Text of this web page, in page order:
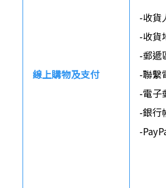
線上購物及支付
-收貨
-收貨
-郵遞
-聯繫
-電子
-銀行
-